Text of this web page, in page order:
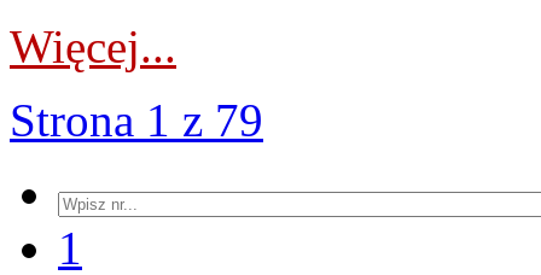
Więcej...
Strona 1 z 79
1